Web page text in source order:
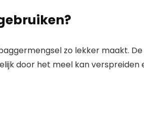
zo lekker maakt.
door het meel kan verspreiden